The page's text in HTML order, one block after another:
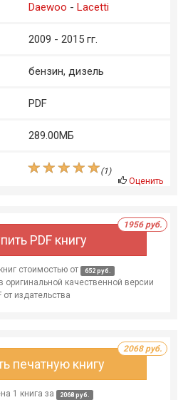
Daewoo - Lacetti
2009 - 2015 гг.
бензин, дизель
PDF
289.00МБ
(1)
Оценить
PDF книгу
1956 руб.
стоимостью от 652 руб.
оригинальной качественной версии
от издательства
печатную книгу
2068 руб.
1 книга за 2068 руб.